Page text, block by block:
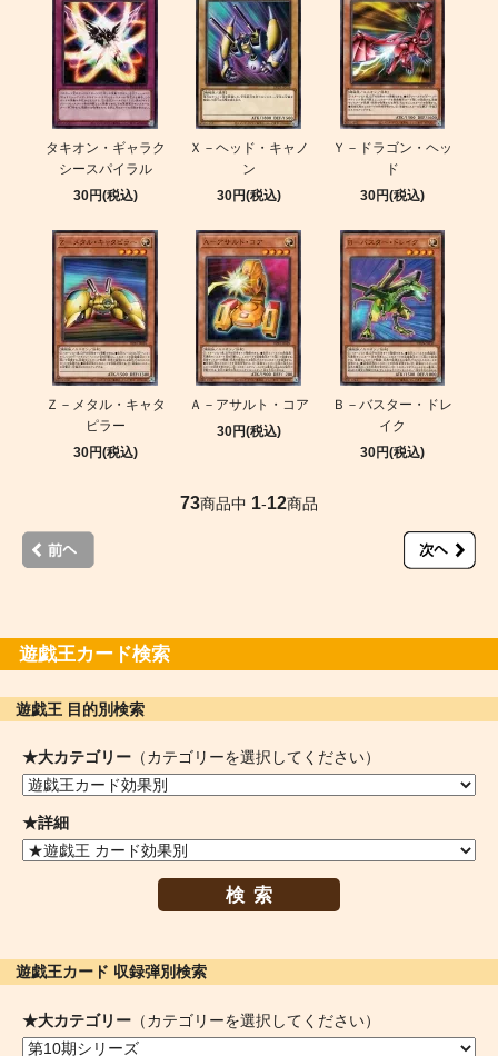
タキオン・ギャラク
シースパイラル
30円(税込)
Ｘ－ヘッド・キャノ
ン
30円(税込)
Ｙ－ドラゴン・ヘッ
ド
30円(税込)
Ｚ－メタル・キャタ
ピラー
30円(税込)
Ａ－アサルト・コア
30円(税込)
Ｂ－バスター・ドレ
イク
30円(税込)
73商品中 1-12商品
遊戯王カード検索
遊戯王 目的別検索
★大カテゴリー （カテゴリーを選択してください）
★詳細
検索
遊戯王カード 収録弾別検索
★大カテゴリー （カテゴリーを選択してください）